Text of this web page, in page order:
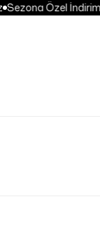
Sezona Özel İndirim